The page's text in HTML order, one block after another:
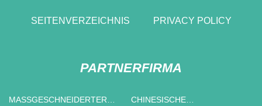
SEITENVERZEICHNIS PRIVACY POLICY
PARTNERFIRMA
MASSGESCHNEIDERTER D CHINESISCHE